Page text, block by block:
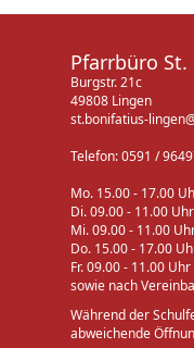
Pfarrbüro
Burgstr. 21c
49808 Lingen
st.bonifatius-
Telefon: 0591 /
Mo. 15.00 - 17.00
Di. 09.00 - 11.00 Uhr
Mi. 09.00 - 11.00
Do. 15.00 - 17.00
Fr. 09.00 - 11.00 Uhr
sowie nach
Während der
abweichende